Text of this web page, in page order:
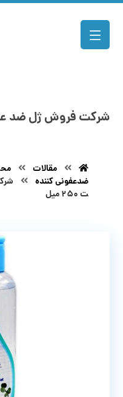
شرکت فروش ژل ضد
مقالات
ضدعفونی کننده
ت ۲۵۰ میل